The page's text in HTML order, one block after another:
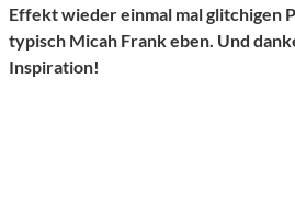
Effekt wieder einmal mal glitchigen
typisch Micah Frank eben. Und
Inspiration!